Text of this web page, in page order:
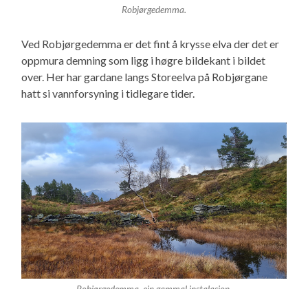
Robjørgedemma.
Ved Robjørgedemma er det fint å krysse elva der det er
oppmura demning som ligg i høgre bildekant i bildet
over. Her har gardane langs Storeelva på Robjørgane
hatt si vannforsyning i tidlegare tider.